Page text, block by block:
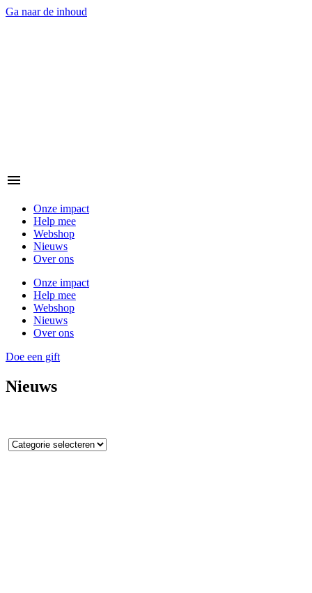
Ga naar de inhoud
Onze impact
Help mee
Webshop
Nieuws
Over ons
Onze impact
Help mee
Webshop
Nieuws
Over ons
Doe een gift
Nieuws